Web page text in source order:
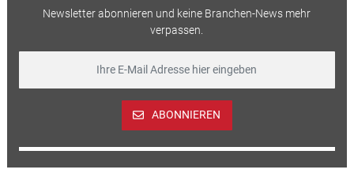
Newsletter abonnieren und keine Branchen-News mehr
verpassen.
ABONNIEREN